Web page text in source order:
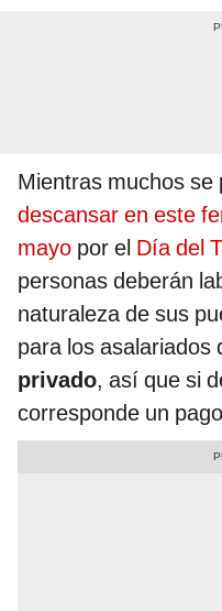
Mientras muchos se
descansar en este
mayo por el Día del
personas deberán
naturaleza de sus
para los asalariados
privado, así que si
corresponde un